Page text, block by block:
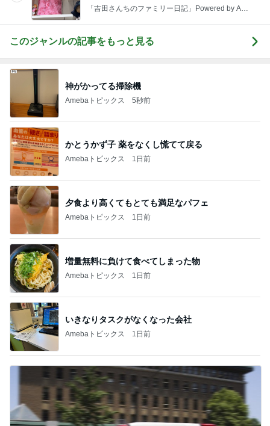
「吉田さんちのファミリー日記」Powered by Ame
このジャンルの記事をもっと見る
神がかってる掃除機
Amebaトピックス 5秒前
かとうかず子 薬をなくし慌てて戻る
Amebaトピックス 1日前
夕食より高くてもとても満足なパフェ
Amebaトピックス 1日前
増量無料に負けて食べてしまった物
Amebaトピックス 1日前
いきなりタスクがなくなった会社
Amebaトピックス 1日前